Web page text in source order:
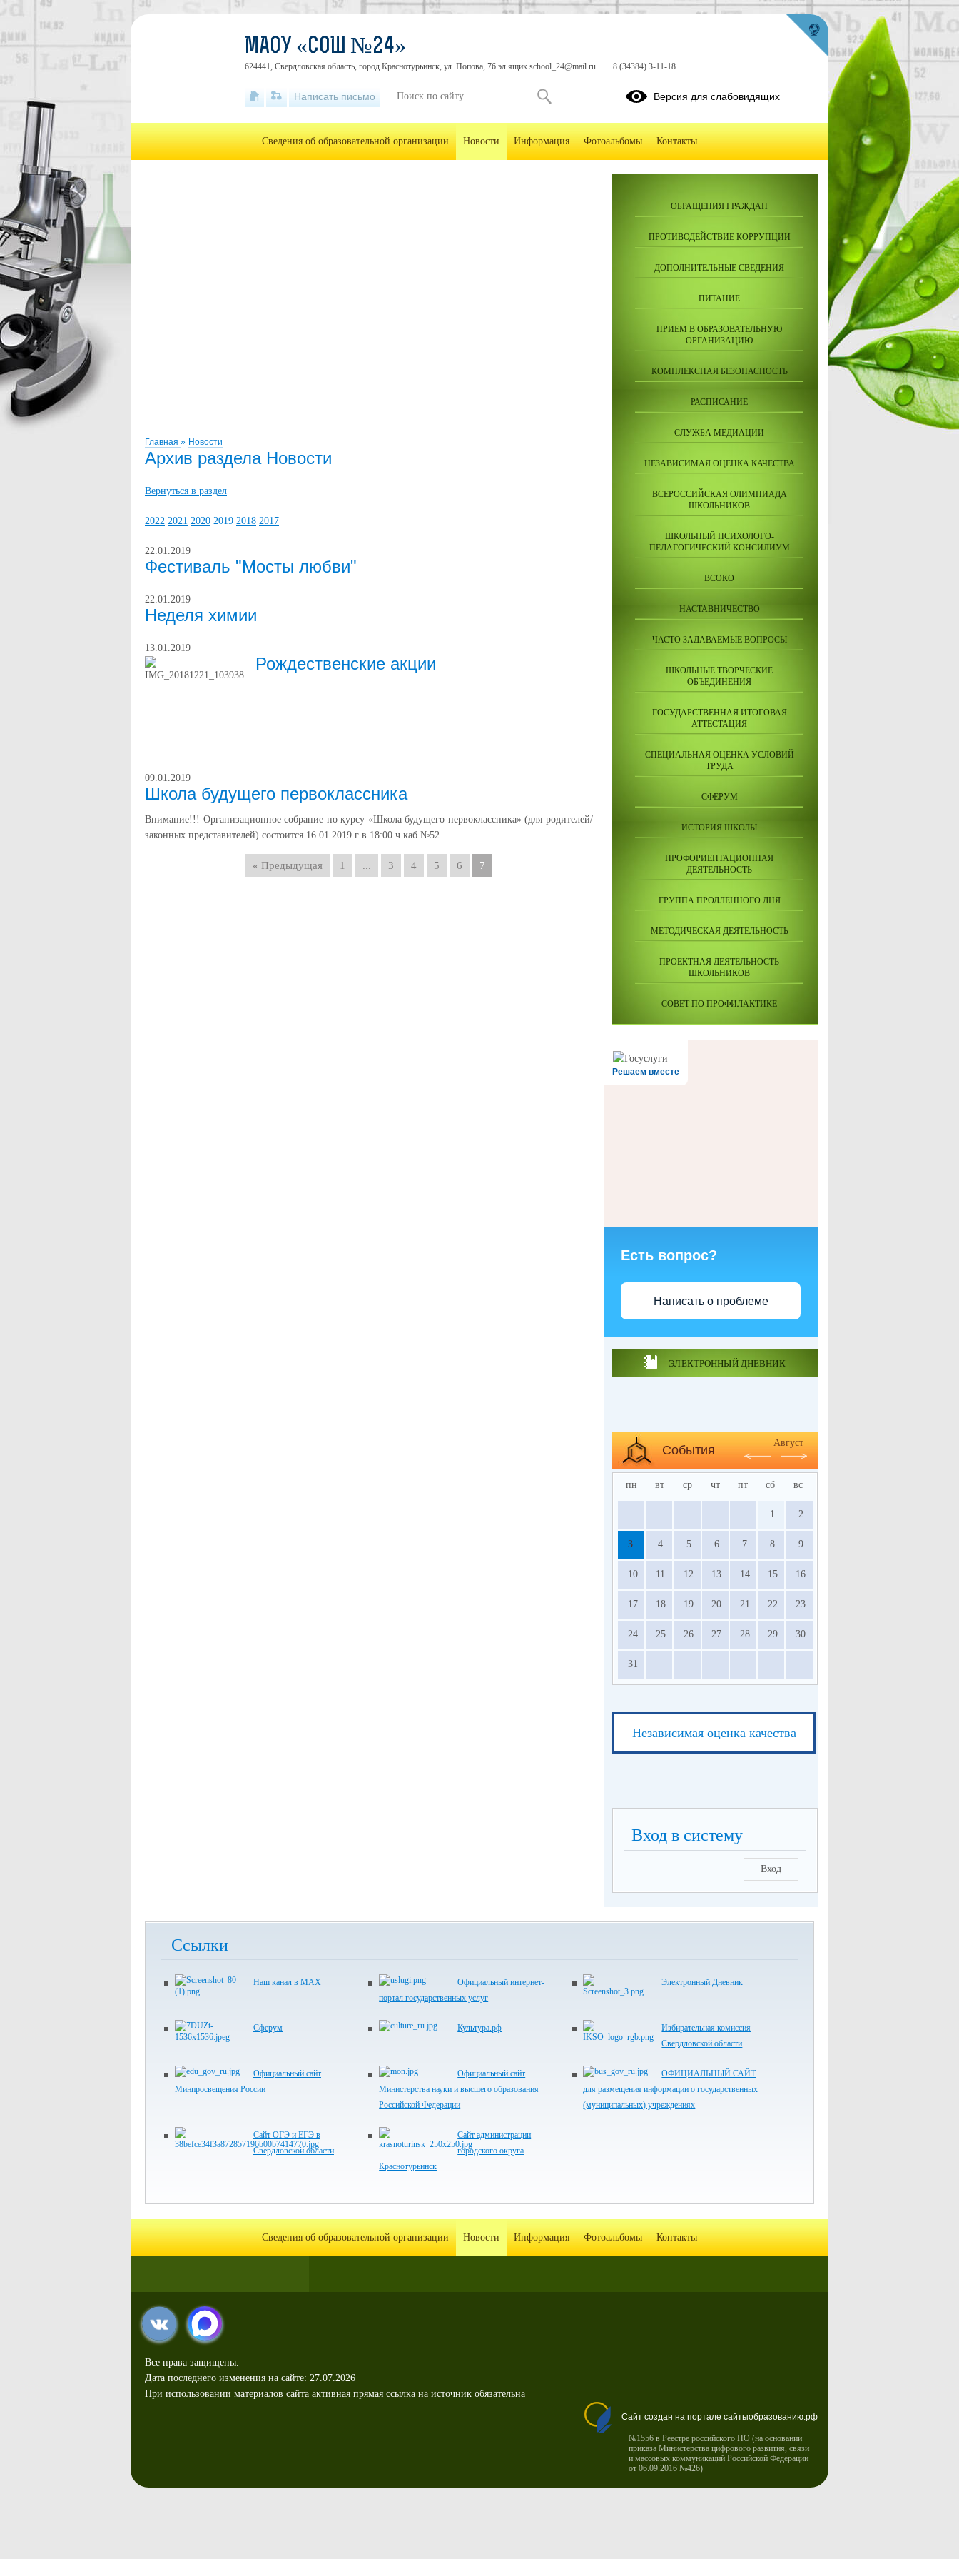
Главная » Новости
Архив раздела Новости
Вернуться в раздел
2022 2021 2020 2019 2018 2017
22.01.2019
Фестиваль "Мосты любви"
22.01.2019
Неделя химии
13.01.2019
Рождественские акции
09.01.2019
Школа будущего первоклассника
Внимание!!! Организационное собрание по курсу «Школа будущего первоклассника» (для родителей/
законных представителей) состоится 16.01.2019 г в 18:00 ч каб.№52
« Предыдущая 1 ... 3 4 5 6 7
ОБРАЩЕНИЯ ГРАЖДАН
ПРОТИВОДЕЙСТВИЕ КОРРУПЦИИ
ДОПОЛНИТЕЛЬНЫЕ СВЕДЕНИЯ
ПИТАНИЕ
ПРИЕМ В ОБРАЗОВАТЕЛЬНУЮ
ОРГАНИЗАЦИЮ
КОМПЛЕКСНАЯ БЕЗОПАСНОСТЬ
РАСПИСАНИЕ
СЛУЖБА МЕДИАЦИИ
НЕЗАВИСИМАЯ ОЦЕНКА КАЧЕСТВА
ВСЕРОССИЙСКАЯ ОЛИМПИАДА
ШКОЛЬНИКОВ
ШКОЛЬНЫЙ ПСИХОЛОГО-
ПЕДАГОГИЧЕСКИЙ КОНСИЛИУМ
ВСОКО
НАСТАВНИЧЕСТВО
ЧАСТО ЗАДАВАЕМЫЕ ВОПРОСЫ
ШКОЛЬНЫЕ ТВОРЧЕСКИЕ
ОБЪЕДИНЕНИЯ
ГОСУДАРСТВЕННАЯ ИТОГОВАЯ
АТТЕСТАЦИЯ
СПЕЦИАЛЬНАЯ ОЦЕНКА УСЛОВИЙ
ТРУДА
СФЕРУМ
ИСТОРИЯ ШКОЛЫ
ПРОФОРИЕНТАЦИОННАЯ
ДЕЯТЕЛЬНОСТЬ
ГРУППА ПРОДЛЕННОГО ДНЯ
МЕТОДИЧЕСКАЯ ДЕЯТЕЛЬНОСТЬ
ПРОЕКТНАЯ ДЕЯТЕЛЬНОСТЬ
ШКОЛЬНИКОВ
СОВЕТ ПО ПРОФИЛАКТИКЕ
Решаем вместе
Есть вопрос?
Написать о проблеме
ЭЛЕКТРОННЫЙ ДНЕВНИК
События
Август
пн вт ср чт пт сб вс
1 2
3 4 5 6 7 8 9
10 11 12 13 14 15 16
17 18 19 20 21 22 23
24 25 26 27 28 29 30
31
Независимая оценка качества
Вход в систему
Вход
Ссылки
Наш канал в МАХ
Официальный интернет-
портал государственных услуг
Электронный Дневник
Сферум Культура.рф
Избирательная комиссия
Свердловской области
Официальный сайт
Минпросвещения России
Официальный сайт
Министерства науки и высшего образования
Российской Федерации
ОФИЦИАЛЬНЫЙ САЙТ
для размещения информации о государственных
(муниципальных) учреждениях
Сайт ОГЭ и ЕГЭ в
Свердловской области
Сайт администрации
городского округа
Краснотурьинск
МАОУ «СОШ №24»
624441, Свердловская область, город Краснотурьинск, ул. Попова, 76 эл.ящик school_24@mail.ru 8 (34384) 3-11-18
Написать письмо Версия для слабовидящих
Сведения об образовательной организации Новости Информация Фотоальбомы Контакты
Сведения об образовательной организации Новости Информация Фотоальбомы Контакты
Все права защищены.
Дата последнего изменения на сайте: 27.07.2026
При использовании материалов сайта активная прямая ссылка на источник обязательна
Сайт создан на портале сайтыобразованию.рф
№1556 в Реестре российского ПО (на основании
приказа Министерства цифрового развития, связи
и массовых коммуникаций Российской Федерации
от 06.09.2016 №426)